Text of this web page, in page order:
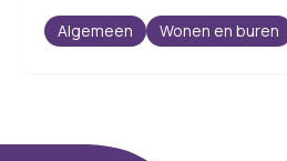
Algemeen Wonen en buren